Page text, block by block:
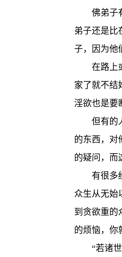
佛弟子
弟子还是比
子，因为他
在路上
家了就不结
淫欲也是要
但有的
的东西，对
的疑问，而
有很多
众生从无始
到贪欲重的
的烦恼，你
“若诸